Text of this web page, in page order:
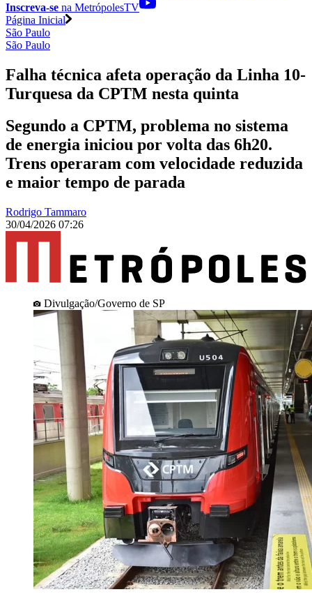
Inscreva-se na MetrópolesTV
Página Inicial
São Paulo
São Paulo
Falha técnica afeta operação da Linha 10-
Turquesa da CPTM nesta quinta
Segundo a CPTM, problema no sistema
de energia iniciou por volta das 6h20.
Trens operaram com velocidade reduzida
e maior tempo de parada
Rodrigo Tammaro
30/04/2026 07:26
Divulgação/Governo de SP